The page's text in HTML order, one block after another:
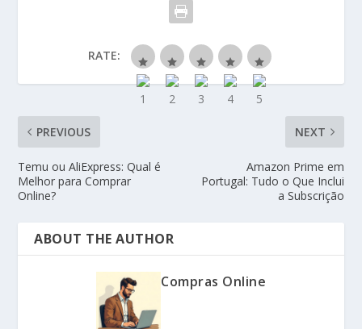
RATE:
PREVIOUS
Temu ou AliExpress: Qual é
Melhor para Comprar
Online?
NEXT
Amazon Prime em
Portugal: Tudo o Que Inclui
a Subscrição
ABOUT THE AUTHOR
Compras Online